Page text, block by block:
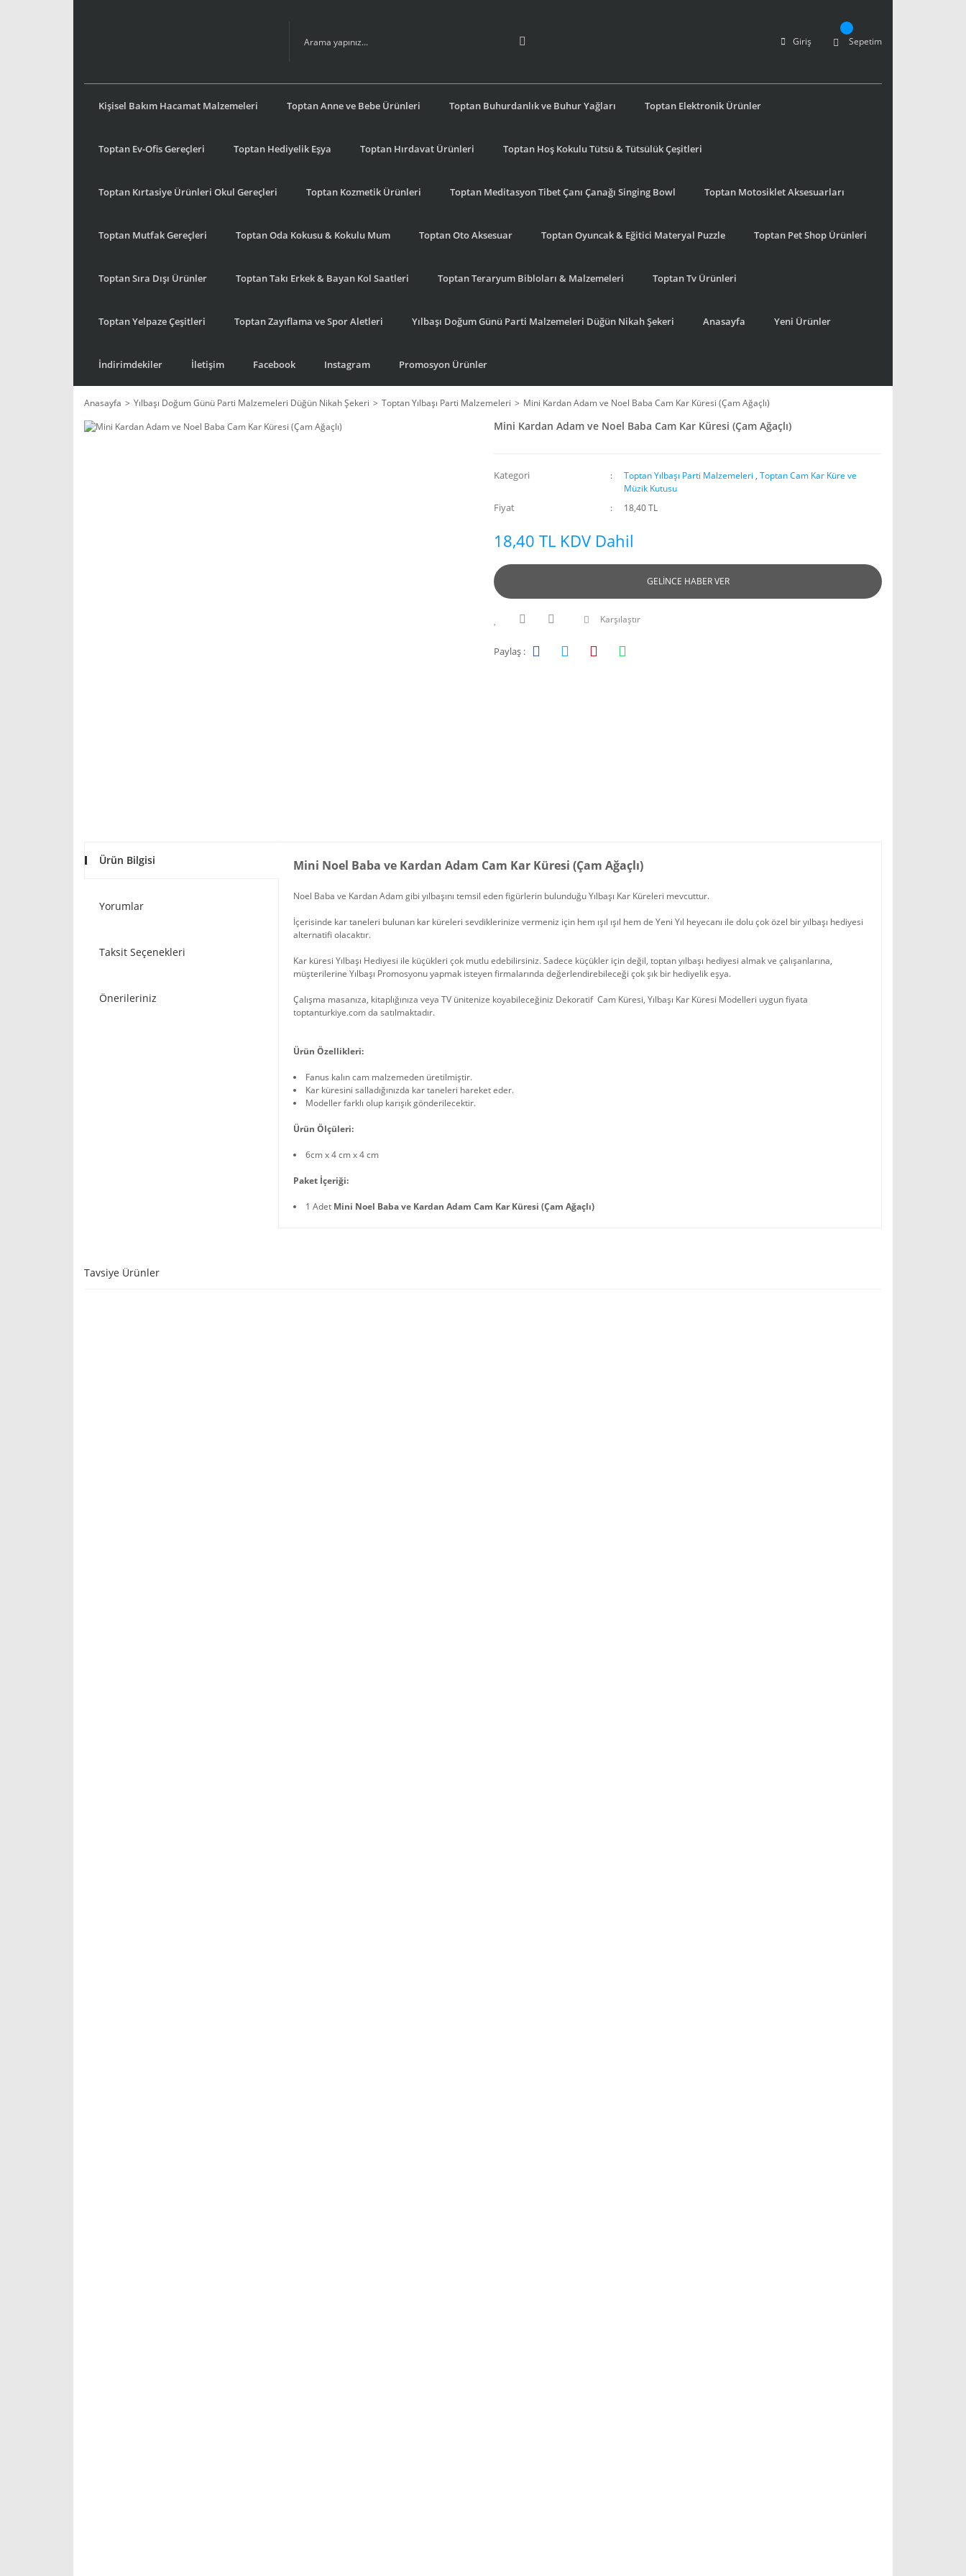
Giriş Sepetim
Kişisel Bakım Hacamat Malzemeleri Toptan Anne ve Bebe Ürünleri Toptan Buhurdanlık ve Buhur Yağları Toptan Elektronik Ürünler
Toptan Ev-Ofis Gereçleri Toptan Hediyelik Eşya Toptan Hırdavat Ürünleri Toptan Hoş Kokulu Tütsü & Tütsülük Çeşitleri
Toptan Kırtasiye Ürünleri Okul Gereçleri Toptan Kozmetik Ürünleri Toptan Meditasyon Tibet Çanı Çanağı Singing Bowl Toptan Motosiklet Aksesuarları
Toptan Mutfak Gereçleri Toptan Oda Kokusu & Kokulu Mum Toptan Oto Aksesuar Toptan Oyuncak & Eğitici Materyal Puzzle Toptan Pet Shop Ürünleri
Toptan Sıra Dışı Ürünler Toptan Takı Erkek & Bayan Kol Saatleri Toptan Teraryum Bibloları & Malzemeleri Toptan Tv Ürünleri
Toptan Yelpaze Çeşitleri Toptan Zayıflama ve Spor Aletleri Yılbaşı Doğum Günü Parti Malzemeleri Düğün Nikah Şekeri Anasayfa Yeni Ürünler
İndirimdekiler İletişim Facebook Instagram Promosyon Ürünler
Anasayfa Yılbaşı Doğum Günü Parti Malzemeleri Düğün Nikah Şekeri Toptan Yılbaşı Parti Malzemeleri Mini Kardan Adam ve Noel Baba Cam Kar Küresi (Çam Ağaçlı)
Mini Kardan Adam ve Noel Baba Cam Kar Küresi (Çam Ağaçlı)
Kategori Toptan Yılbaşı Parti Malzemeleri , Toptan Cam Kar Küre ve
Müzik Kutusu
Fiyat 18,40 TL
18,40 TL KDV Dahil
GELİNCE HABER VER
Karşılaştır
Paylaş :
Ürün Bilgisi
Yorumlar
Taksit Seçenekleri
Önerileriniz
Mini Noel Baba ve Kardan Adam Cam Kar Küresi (Çam Ağaçlı)
Noel Baba ve Kardan Adam gibi yılbaşını temsil eden figürlerin bulunduğu Yılbaşı Kar Küreleri mevcuttur.
İçerisinde kar taneleri bulunan kar küreleri sevdiklerinize vermeniz için hem ışıl ışıl hem de Yeni Yıl heyecanı ile dolu çok özel bir yılbaşı hediyesi
alternatifi olacaktır.
Kar küresi Yılbaşı Hediyesi ile küçükleri çok mutlu edebilirsiniz. Sadece küçükler için değil, toptan yılbaşı hediyesi almak ve çalışanlarına,
müşterilerine Yılbaşı Promosyonu yapmak isteyen firmalarında değerlendirebileceği çok şık bir hediyelik eşya.
Çalışma masanıza, kitaplığınıza veya TV ünitenize koyabileceğiniz Dekoratif Cam Küresi, Yılbaşı Kar Küresi Modelleri uygun fiyata
toptanturkiye.com da satılmaktadır.
Ürün Özellikleri:
Fanus kalın cam malzemeden üretilmiştir.
Kar küresini salladığınızda kar taneleri hareket eder.
Modeller farklı olup karışık gönderilecektir.
Ürün Ölçüleri:
6cm x 4 cm x 4 cm
Paket İçeriği:
1 Adet Mini Noel Baba ve Kardan Adam Cam Kar Küresi (Çam Ağaçlı)
Tavsiye Ürünler